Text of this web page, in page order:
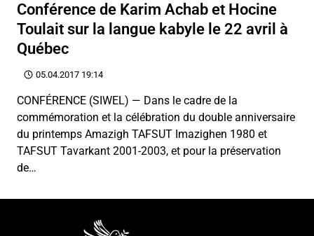
Conférence de Karim Achab et Hocine
Toulait sur la langue kabyle le 22 avril à
Québec
05.04.2017 19:14
CONFÉRENCE (SIWEL) — Dans le cadre de la
commémoration et la célébration du double anniversaire
du printemps Amazigh TAFSUT Imazighen 1980 et
TAFSUT Tavarkant 2001-2003, et pour la préservation
de…